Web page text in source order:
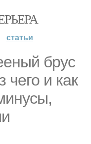
статьи
брус
чего и как